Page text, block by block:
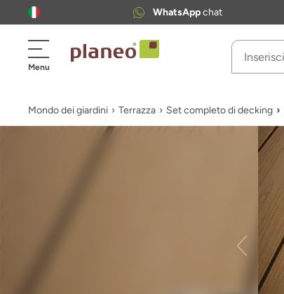
WhatsAppchat
Menu
Mondo dei giardini Terrazza Set completo di decking